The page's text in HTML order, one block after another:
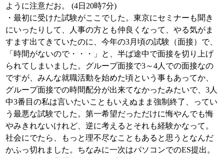
ように注意だお。 (4日20時7分)
・最初に受けた試験がここでした。東京にセミナーも聞き
にいったりして、人事の方とも仲良くなって、やる気がま
すます出てきていたのに、今年の3月頃の試験（面接）で、
「時間がないので・・・」と、半ば途中で面接を切り上げ
られてしまいました。グループ面接で3～4人での面接なの
ですが、みんな就職活動を始めた頃という事もあってか、
グループ面接での時間配分が出来てなかったみたいで、3人
中3番目の私は言いたいこともいえぬまま強制終了、ってい
う最悪な試験でした。第一希望だっただけに悔やんでも悔
やみきれないけれど、逆に考えるとそれも経験かなって。
社会にでたら、もっと理不尽なこともあると思うとなんだ
かふっ切れました。ちなみに一次はパソコンでのES提出。